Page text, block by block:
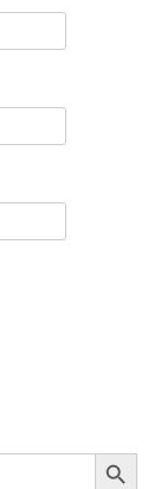
Search Button